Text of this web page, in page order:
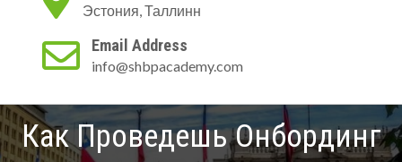
Эстония, Таллинн
Email Address
info@shbpacademy.com
Как Проведешь Онбординг